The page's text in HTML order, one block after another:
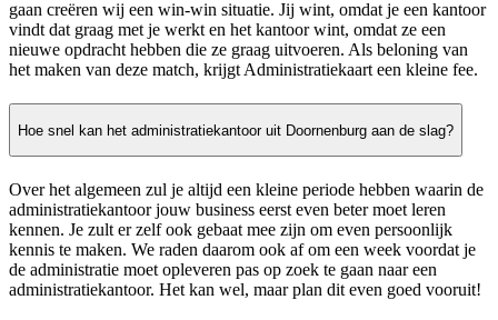
gaan creëren wij een win-win situatie. Jij wint, omdat je een kantoor
vindt dat graag met je werkt en het kantoor wint, omdat ze een
nieuwe opdracht hebben die ze graag uitvoeren. Als beloning van
het maken van deze match, krijgt Administratiekaart een kleine fee.
Hoe snel kan het administratiekantoor uit Doornenburg aan de slag?
Over het algemeen zul je altijd een kleine periode hebben waarin de
administratiekantoor jouw business eerst even beter moet leren
kennen. Je zult er zelf ook gebaat mee zijn om even persoonlijk
kennis te maken. We raden daarom ook af om een week voordat je
de administratie moet opleveren pas op zoek te gaan naar een
administratiekantoor. Het kan wel, maar plan dit even goed vooruit!